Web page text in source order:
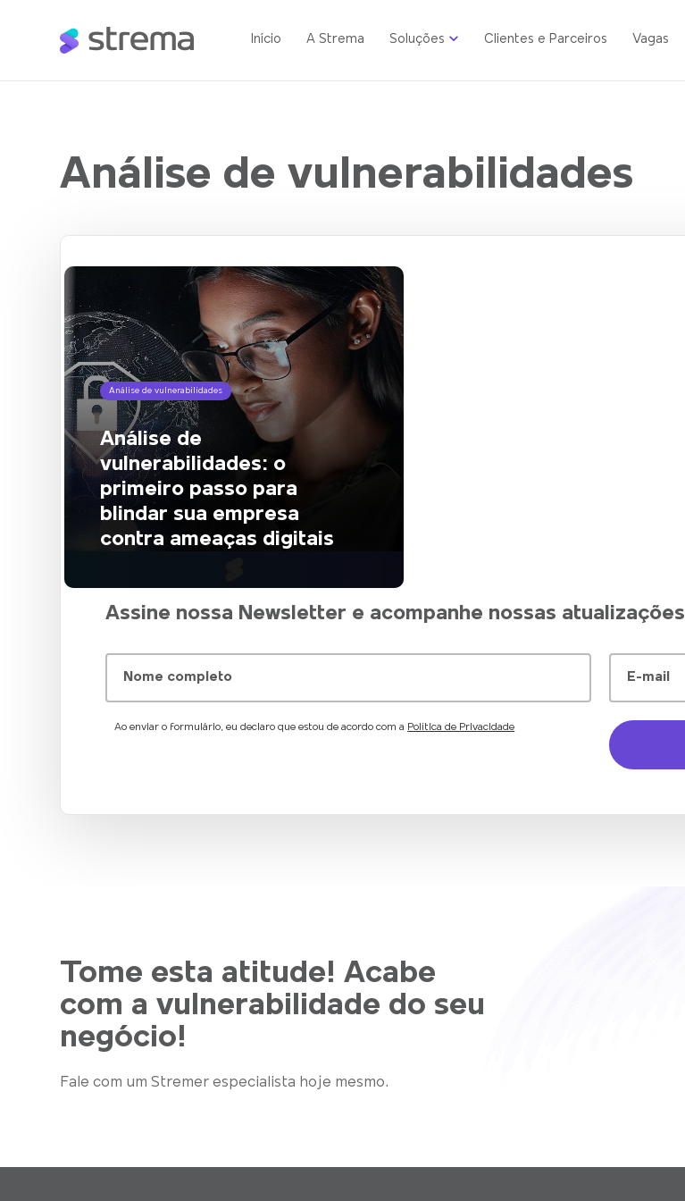
Início A Strema Soluções Clientes e Parceiros Vagas
Análise de vulnerabilidades
Análise de vulnerabilidades
Análise de
vulnerabilidades: o
primeiro passo para
blindar sua empresa
contra ameaças digitais
Assine nossa Newsletter e acompanhe nossas atualizações
Nome completo E-mail
Ao enviar o formulário, eu declaro que estou de acordo com a Política de Privacidade
Tome esta atitude! Acabe
com a vulnerabilidade do seu
negócio!
Fale com um Stremer especialista hoje mesmo.